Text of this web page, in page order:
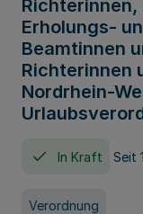
Erholungs-
Beamtinnen
Richterinnen
Nordrhein-
In Kraft Seit
Verordnung